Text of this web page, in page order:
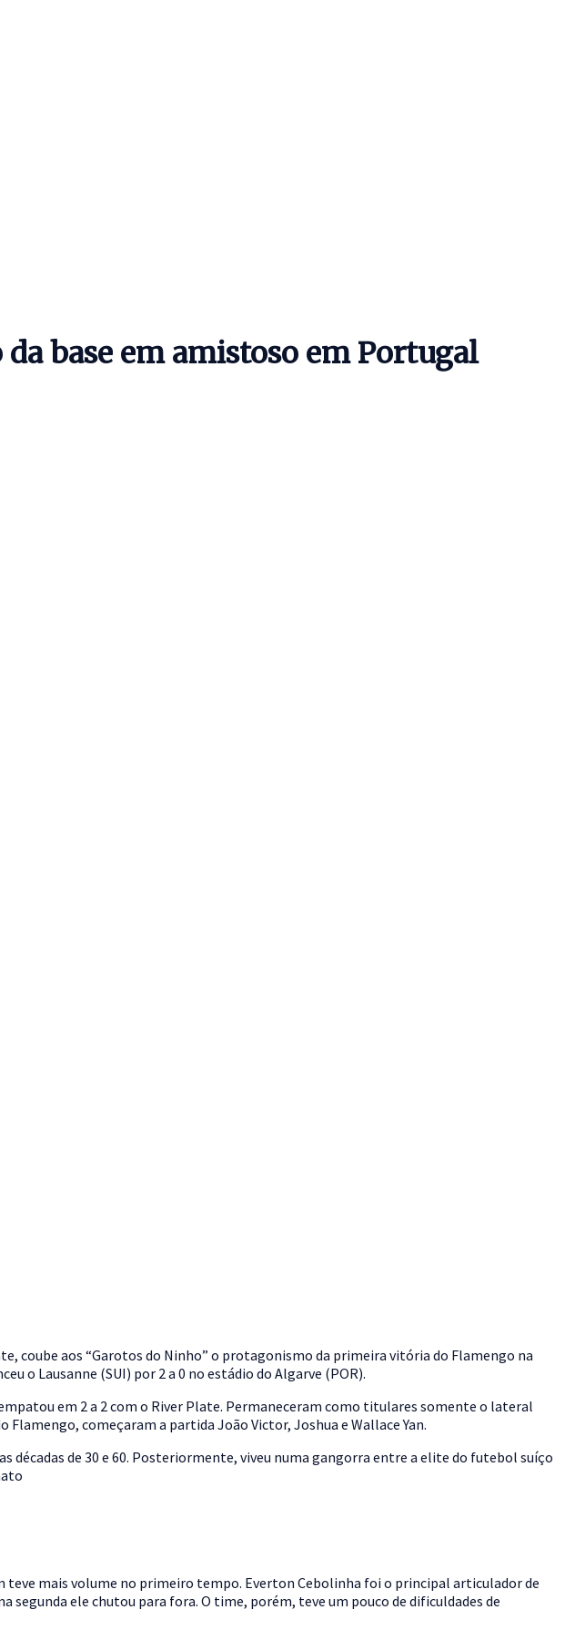
base em amistoso em Portugal
coube aos “Garotos do Ninho” o protagonismo da primeira vitória do Flamengo na
o Lausanne (SUI) por 2 a 0 no estádio do Algarve (POR).
em 2 a 2 com o River Plate. Permaneceram como titulares somente o lateral
começaram a partida João Victor, Joshua e Wallace Yan.
décadas de 30 e 60. Posteriormente, viveu numa gangorra entre a elite do futebol suíço
mais volume no primeiro tempo. Everton Cebolinha foi o principal articulador de
segunda ele chutou para fora. O time, porém, teve um pouco de dificuldades de